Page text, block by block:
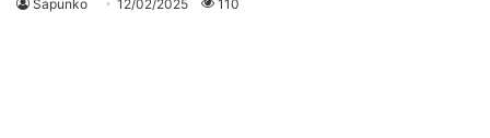
Sapunko 12/02/2025 110